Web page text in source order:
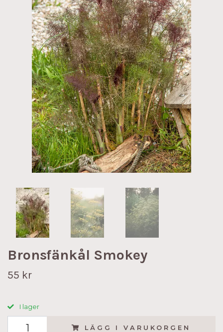
Bronsfänkål Smokey
55 kr
I lager
LÄGG I VARUKORGEN